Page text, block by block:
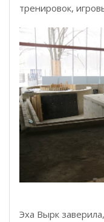
тренировок,
Эха Вырк